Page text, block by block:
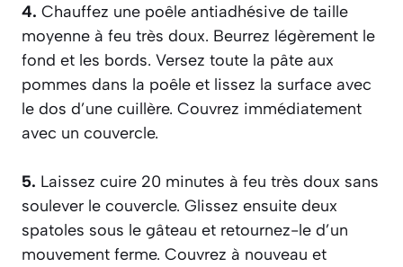
4. Chauffez une poêle antiadhésive de taille
moyenne à feu très doux. Beurrez légèrement le
fond et les bords. Versez toute la pâte aux
pommes dans la poêle et lissez la surface avec
le dos d’une cuillère. Couvrez immédiatement
avec un couvercle.
5. Laissez cuire 20 minutes à feu très doux sans
soulever le couvercle. Glissez ensuite deux
spatoles sous le gâteau et retournez-le d’un
mouvement ferme. Couvrez à nouveau et